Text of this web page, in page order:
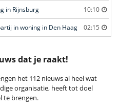
in Rijnsburg 10:10
in woning in Den Haag 02:15
dat je raakt!
het 112 nieuws al heel wat
organisatie, heeft tot doel
te brengen.